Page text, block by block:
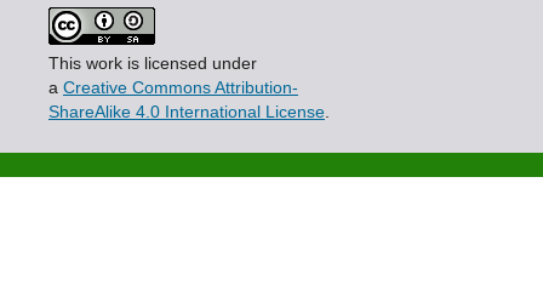
This work is licensed under
a Creative Commons Attribution-
ShareAlike 4.0 International License.